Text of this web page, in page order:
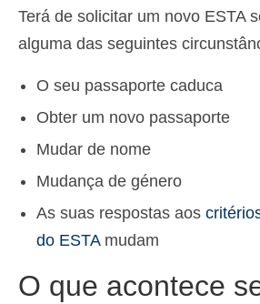
Terá de solicitar um novo ESTA
alguma das seguintes
O seu passaporte caduca
Obter um novo passaporte
Mudar de nome
Mudança de género
As suas respostas aos
do ESTAmudam
O que acontece